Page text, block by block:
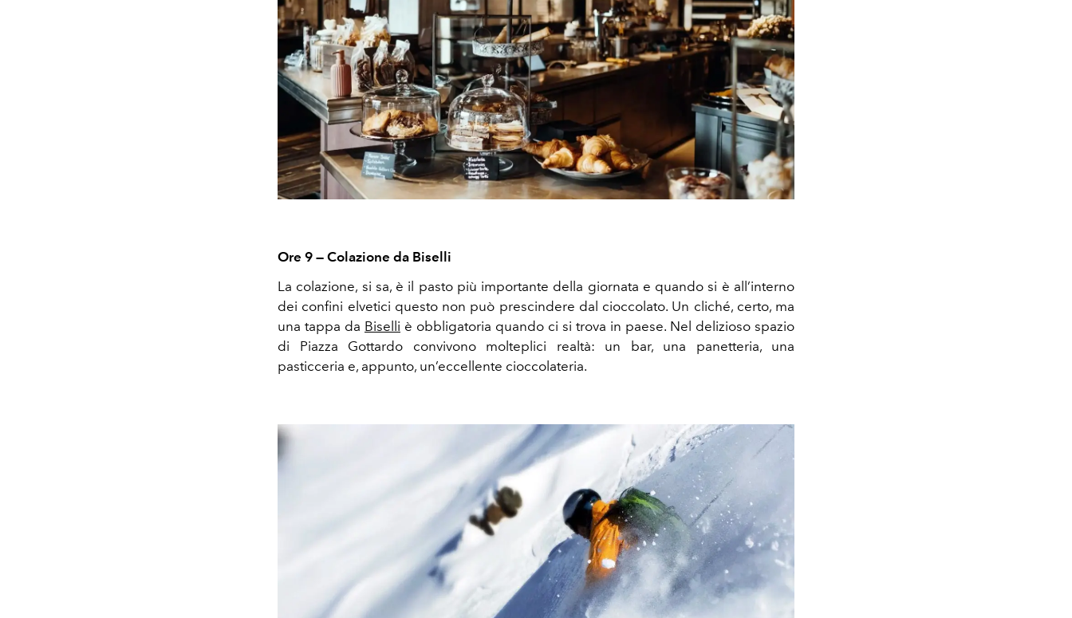
Ore 9 — Colazione da Biselli
La colazione, si sa, è il pasto più importante della giornata e quando si è all’interno
dei confini elvetici questo non può prescindere dal cioccolato. Un cliché, certo, ma
una tappa da Biselli è obbligatoria quando ci si trova in paese. Nel delizioso spazio
di Piazza Gottardo convivono molteplici realtà: un bar, una panetteria, una
pasticceria e, appunto, un’eccellente cioccolateria.